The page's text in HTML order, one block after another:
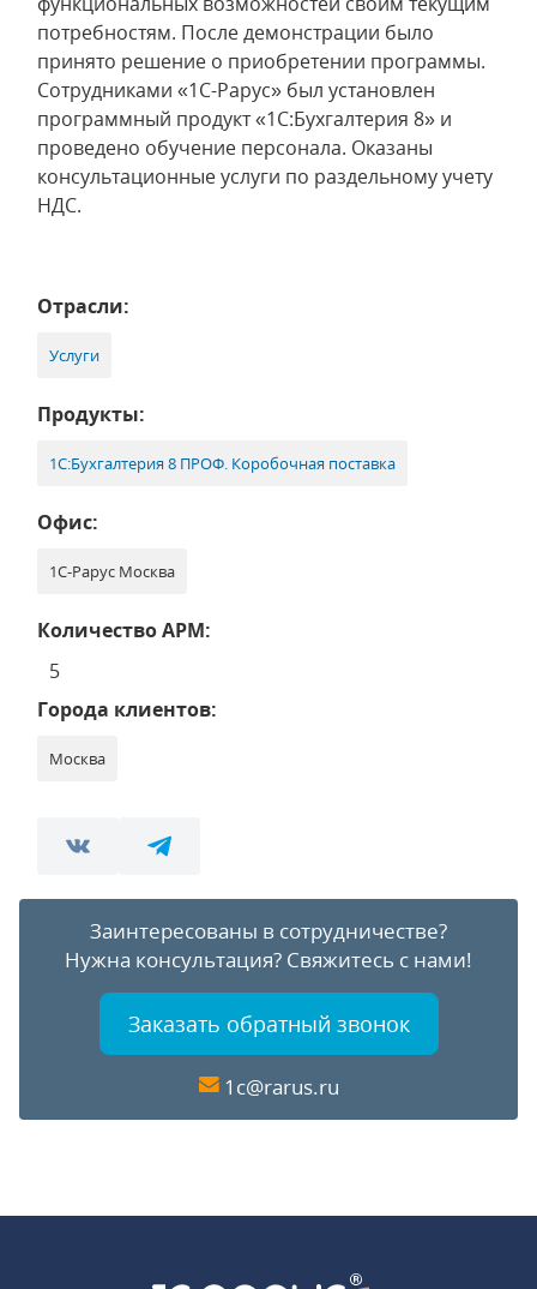
потребностям. После демонстрации было
принято решение о приобретении программы.
Сотрудниками «1С-Рарус» был установлен
программный продукт «1С:Бухгалтерия 8» и
проведено обучение персонала. Оказаны
консультационные услуги по раздельному учету
НДС.
Отрасли:
Услуги
Продукты:
1С:Бухгалтерия 8 ПРОФ. Коробочная поставка
Офис:
1С-Рарус Москва
Количество АРМ:
5
Города клиентов:
Москва
Заинтересованы в сотрудничестве?
Нужна консультация? Свяжитесь с нами!
Заказать обратный звонок
1c@rarus.ru